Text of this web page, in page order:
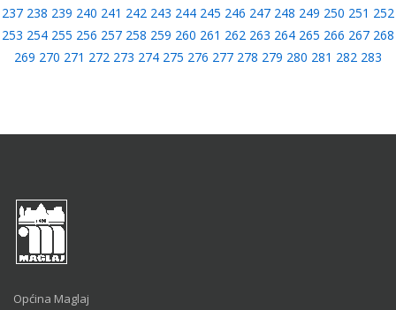
237 238 239 240 241 242 243 244 245 246 247 248 249 250 251 252
253 254 255 256 257 258 259 260 261 262 263 264 265 266 267 268
269 270 271 272 273 274 275 276 277 278 279 280 281 282 283
Općina Maglaj